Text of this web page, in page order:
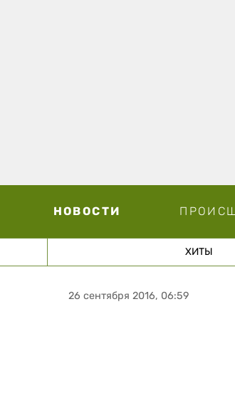
НОВОСТИ
ХИТЫ
26 сентября 2016, 06:59